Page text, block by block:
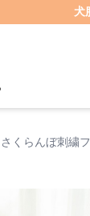
犬
くらんぼ刺繍